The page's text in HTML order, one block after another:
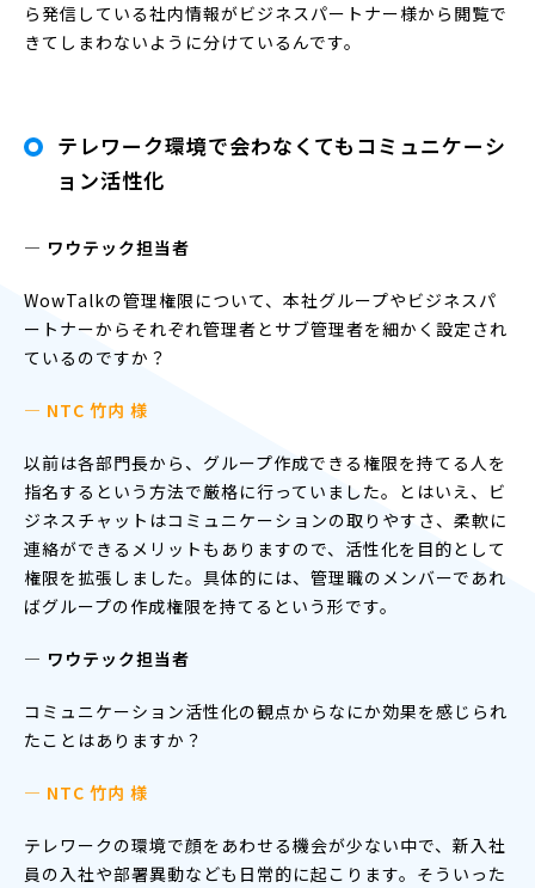
ら発信している社内情報がビジネスパートナー様から閲覧で
きてしまわないように分けているんです。
テレワーク環境で会わなくてもコミュニケーシ
ョン活性化
― ワウテック担当者
WowTalkの管理権限について、本社グループやビジネスパ
ートナーからそれぞれ管理者とサブ管理者を細かく設定され
ているのですか？
— NTC 竹内 様
以前は各部門長から、グループ作成できる権限を持てる人を
指名するという方法で厳格に行っていました。とはいえ、ビ
ジネスチャットはコミュニケーションの取りやすさ、柔軟に
連絡ができるメリットもありますので、活性化を目的として
権限を拡張しました。具体的には、管理職のメンバーであれ
ばグループの作成権限を持てるという形です。
― ワウテック担当者
コミュニケーション活性化の観点からなにか効果を感じられ
たことはありますか？
— NTC 竹内 様
テレワークの環境で顔をあわせる機会が少ない中で、新入社
員の入社や部署異動なども日常的に起こります。そういった